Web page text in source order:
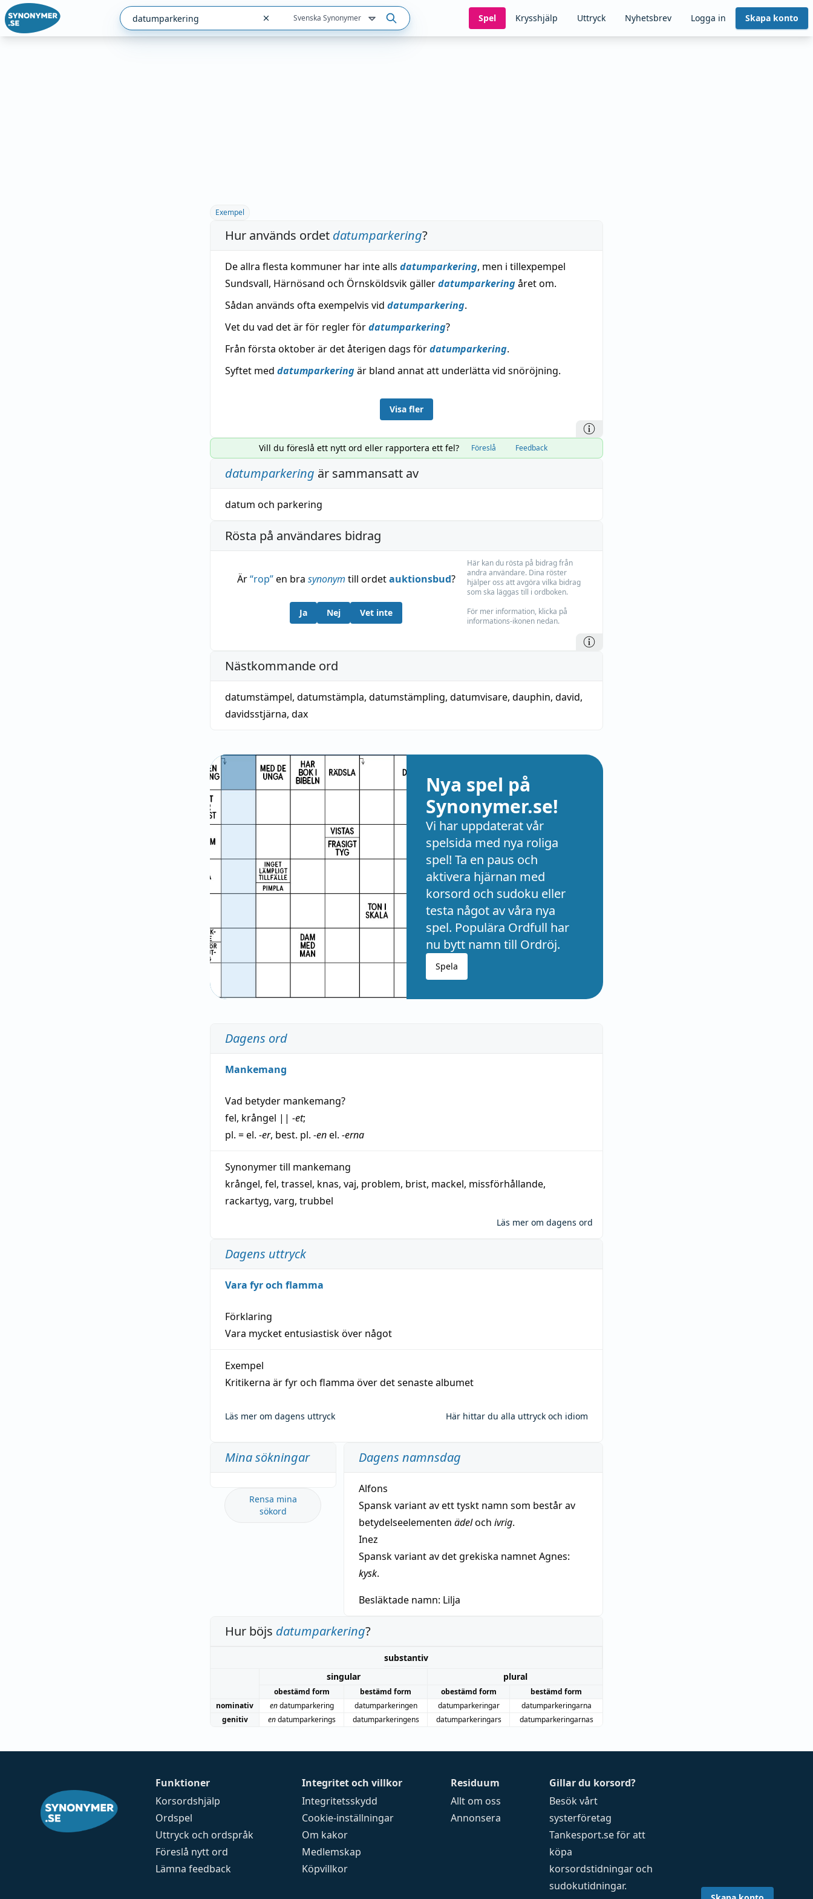
Svenska Synonymer Spel Krysshjälp Uttryck Nyhetsbrev Logga in Skapa konto
Exempel
Hur används ordet datumparkering?
De allra flesta kommuner har inte alls datumparkering, men i tillexpempel
Sundsvall, Härnösand och Örnsköldsvik gällerdatumparkeringåret om.
Sådan används ofta exempelvis vid datumparkering.
Vet du vad det är för regler fördatumparkering?
Från första oktober är det återigen dags fördatumparkering.
Syftet med datumparkeringär bland annat att underlätta vid snöröjning.
Visa fler
Vill du föreslå ett nytt ord eller rapportera ett fel? Föreslå Feedback
datumparkering är sammansatt av
datum och parkering
Rösta på användares bidrag
Är“rop”en bra synonym till ordetauktionsbud?
Ja Nej Vet inte
Här kan du rösta på bidrag från
andra användare. Dina röster
hjälper oss att avgöra vilka bidrag
som ska läggas till i ordboken.
För mer information, klicka på
informations-ikonen nedan.
Nästkommande ord
datumstämpel, datumstämpla, datumstämpling, datumvisare, dauphin, david,
davidsstjärna, dax
Nya spel på
Synonymer.se!
Vi har uppdaterat vår
spelsida med nya roliga
spel! Ta en paus och
aktivera hjärnan med
korsord och sudoku eller
testa något av våra nya
spel. Populära Ordfull har
nu bytt namn till Ordröj.
Spela
Dagens ord
Mankemang
Vad betyder mankemang?
fel, krångel || -et;
pl. = el. -er, best. pl. -enel. -erna
Synonymer till mankemang
krångel, fel, trassel, knas, vaj, problem, brist, mackel, missförhållande,
rackartyg, varg, trubbel
Läs mer om dagens ord
Dagens uttryck
Vara fyr och flamma
Förklaring
Vara mycket entusiastisk över något
Exempel
Kritikerna är fyr och flamma över det senaste albumet
Läs mer om dagens uttryck Här hittar du alla uttryck och idiom
Mina sökningar
Rensa mina
sökord
Dagens namnsdag
Alfons
Spansk variant av ett tyskt namn som består av
betydelseelementen ädeloch ivrig.
Inez
Spansk variant av det grekiska namnet Agnes:
kysk.
Besläktade namn: Lilja
Hur böjs datumparkering?
substantiv
singular
plural
obestämd form bestämd form obestämd form
bestämd form
nominativ
endatumparkering datumparkeringen datumparkeringar
datumparkeringarna
genitiv
endatumparkerings datumparkeringens datumparkeringars datumparkeringarnas
Funktioner
Korsordshjälp
Ordspel
Uttryck och ordspråk
Föreslå nytt ord
Lämna feedback
Integritet och villkor
Integritetsskydd
Cookie-inställningar
Om kakor
Medlemskap
Köpvillkor
Residuum
Allt om oss
Annonsera
Gillar du korsord?
Besök vårt
systerföretag
Tankesport.seför att
köpa
korsordstidningar och
sudokutidningar.